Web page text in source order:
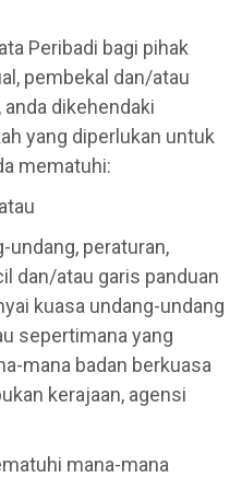
Peribadi bagi pihak
pembekal dan/atau
dikehendaki
yang diperlukan untuk
mematuhi:
undang, peraturan,
dan/atau garis panduan
kuasa undang-undang
sepertimana yang
mana badan berkuasa
kerajaan, agensi
mana-mana